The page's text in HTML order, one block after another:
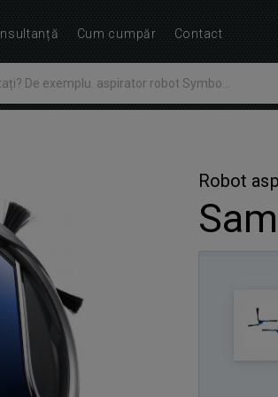
Robot
Cum cumpăr Contact